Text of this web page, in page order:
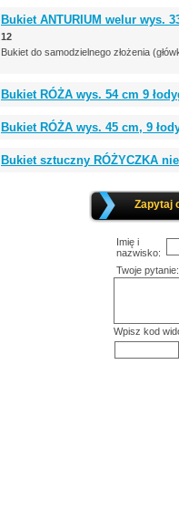
Bukiet ANTURIUM welur wys.
12
Bukiet do samodzielnego złożenia
Bukiet RÓŻA wys. 54 cm 9
Bukiet RÓŻA wys. 45 cm, 9
Bukiet sztuczny RÓŻYCZKA
Zapytaj
Imię i
nazwisko:
Twoje pytanie:
Wpisz kod